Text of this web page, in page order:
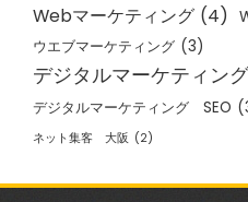
Webマーケティング (4)
ウエブマーケティング (3)
デジタルマーケティング
デジタルマーケティング SEO
ネット集客 大阪 (2)